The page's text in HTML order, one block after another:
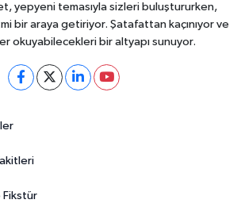
yepyeni temasıyla sizleri buluştururken,
bir araya getiriyor. Şatafattan kaçınıyor ve
okuyabilecekleri bir altyapı sunuyor.
Fikstür